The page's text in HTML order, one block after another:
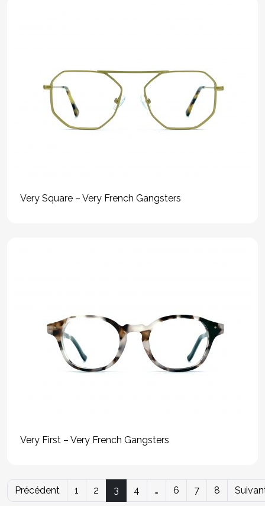
Very Square – Very French Gangsters
Very First – Very French Gangsters
Précédent 1 2 3 4 … 6 7 8